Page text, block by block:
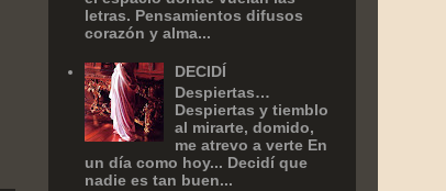
letras. Pensamientos difusos
corazón y alma...
DECIDÍ
Despiertas…
Despiertas y tiemblo
al mirarte, domido,
me atrevo a verte En
un día como hoy... Decidí que
nadie es tan buen...